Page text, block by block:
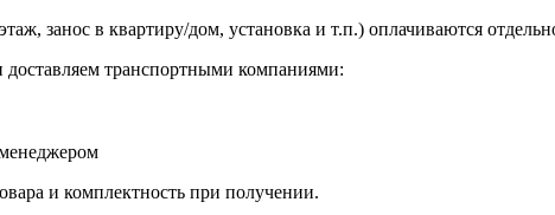
занос в квартиру/дом, установка и т.п.) оплачиваются
транспортными компаниями:
и комплектность при получении.